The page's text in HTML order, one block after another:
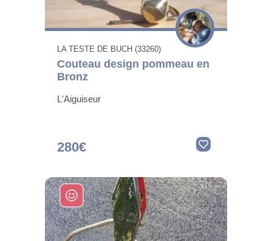
LA TESTE DE BUCH (33260)
Couteau design pommeau en
Bronz
L'Aiguiseur
280€